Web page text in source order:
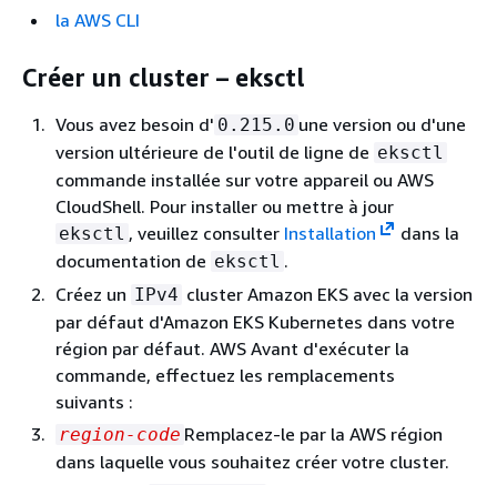
la AWS CLI
Créer un cluster – eksctl
Vous avez besoin d' 0.215.0 une version ou d'une
version ultérieure de l'outil de ligne de eksctl
commande installée sur votre appareil ou AWS
CloudShell. Pour installer ou mettre à jour
eksctl , veuillez consulter Installation
dans la
documentation de eksctl .
Créez un IPv4 cluster Amazon EKS avec la version
par défaut d'Amazon EKS Kubernetes dans votre
région par défaut. AWS Avant d'exécuter la
commande, effectuez les remplacements
suivants :
region-code Remplacez-le par la AWS région
dans laquelle vous souhaitez créer votre cluster.